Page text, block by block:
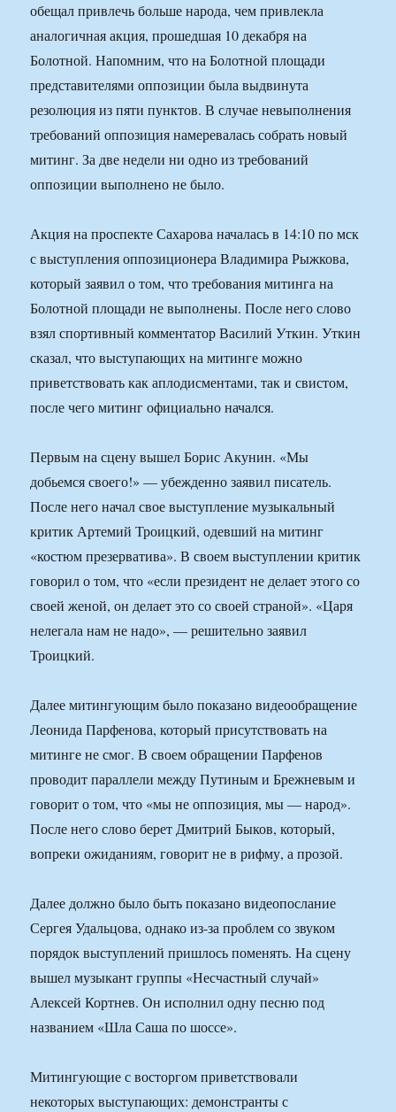
обещал привлечь больше народа, чем привлекла
аналогичная акция, прошедшая 10 декабря на
Болотной. Напомним, что на Болотной площади
представителями оппозиции была выдвинута
резолюция из пяти пунктов. В случае невыполнения
требований оппозиция намеревалась собрать новый
митинг. За две недели ни одно из требований
оппозиции выполнено не было.
Акция на проспекте Сахарова началась в 14:10 по мск
с выступления оппозиционера Владимира Рыжкова,
который заявил о том, что требования митинга на
Болотной площади не выполнены. После него слово
взял спортивный комментатор Василий Уткин. Уткин
сказал, что выступающих на митинге можно
приветствовать как аплодисментами, так и свистом,
после чего митинг официально начался.
Первым на сцену вышел Борис Акунин. «Мы
добьемся своего!» — убежденно заявил писатель.
После него начал свое выступление музыкальный
критик Артемий Троицкий, одевший на митинг
«костюм презерватива». В своем выступлении критик
говорил о том, что «если президент не делает этого со
своей женой, он делает это со своей страной». «Царя
нелегала нам не надо», — решительно заявил
Троицкий.
Далее митингующим было показано видеообращение
Леонида Парфенова, который присутствовать на
митинге не смог. В своем обращении Парфенов
проводит параллели между Путиным и Брежневым и
говорит о том, что «мы не оппозиция, мы — народ».
После него слово берет Дмитрий Быков, который,
вопреки ожиданиям, говорит не в рифму, а прозой.
Далее должно было быть показано видеопослание
Сергея Удальцова, однако из-за проблем со звуком
порядок выступлений пришлось поменять. На сцену
вышел музыкант группы «Несчастный случай»
Алексей Кортнев. Он исполнил одну песню под
названием «Шла Саша по шоссе».
Митингующие с восторгом приветствовали
некоторых выступающих: демонстранты с